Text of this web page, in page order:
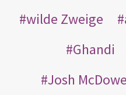
wilde Zweige
Ghandi
Josh